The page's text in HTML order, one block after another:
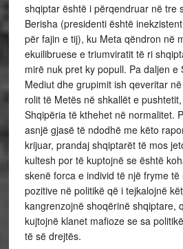
shqiptar është i përqendruar në tre
Berisha (presidenti është
për fajin e tij), ku Meta qëndron në
ekuilibruese e triumviratit të ri
mirë nuk pret ky popull. Pa daljen e
Mediut dhe grupimit ish qeveritar
rolit të Metës në shkallët e
Shqipëria të kthehet në normalitet.
asnjë gjasë të ndodhë me këto
krijuar, prandaj shqiptarët të mos
kultesh por të kuptojnë se është
skenë forca e individ të një fryme
pozitive në politikë që i tejkalojnë
kangrenzojnë shoqërinë shqiptare,
kujtojnë klanet mafioze se sa
të së drejtës.